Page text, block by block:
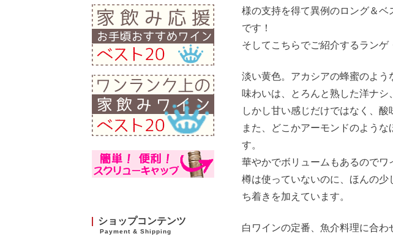
ショップコンテンツ
Payment & Shipping
様の支持を得て異例のロング＆
です！
そしてこちらでご紹介するランゲ
淡い黄色。アカシアの蜂蜜のよう
味わいは、とろんと熟した洋ナシ
しかし甘い感じだけではなく、
また、どこかアーモンドのよう
す。
華やかでボリュームもあるのでワ
樽は使っていないのに、ほんの
ち着きを加えています。
白ワインの定番、魚介料理に合